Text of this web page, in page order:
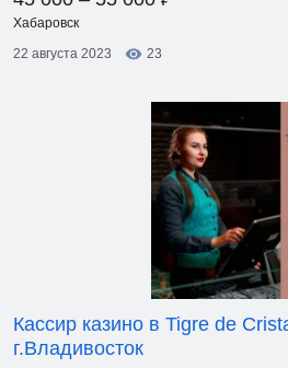
Хабаровск
22 августа 2023
23
Кассир казино в Tigre de
г.Владивосток